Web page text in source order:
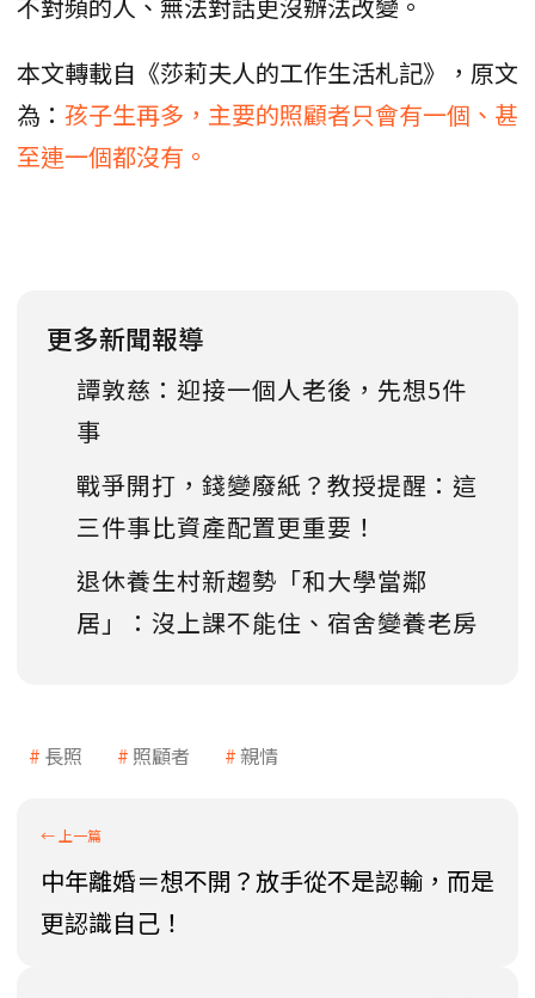
本文轉載自《莎莉夫人的工作生活札記》，原文
為： 孩子生再多，主要的照顧者只會有一個、甚
至連一個都沒有。
更多新聞報導
譚敦慈：迎接一個人老後，先想5件
事
戰爭開打，錢變廢紙？教授提醒：這
三件事比資產配置更重要！
退休養生村新趨勢「和大學當鄰
居」：沒上課不能住、宿舍變養老房
長照 照顧者 親情
中年離婚＝想不開？放手從不是認輸，而是
更認識自己！